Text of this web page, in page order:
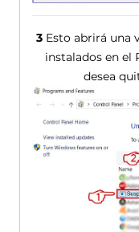
3Esto abrirá una
instalados en el
desea